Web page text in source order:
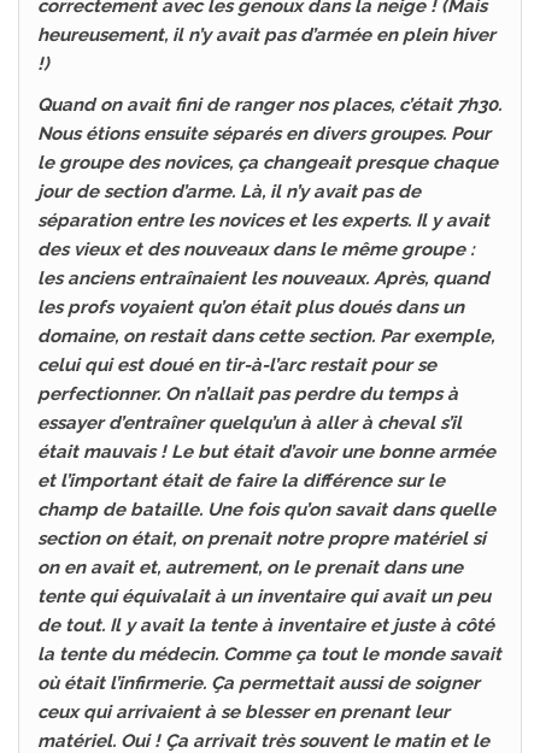
correctement avec les genoux dans la neige ! (Mais
heureusement, il n’y avait pas d’armée en plein hiver
!)
Quand on avait fini de ranger nos places, c’était 7h30.
Nous étions ensuite séparés en divers groupes. Pour
le groupe des novices, ça changeait presque chaque
jour de section d’arme. Là, il n’y avait pas de
séparation entre les novices et les experts. Il y avait
des vieux et des nouveaux dans le même groupe :
les anciens entraînaient les nouveaux. Après, quand
les profs voyaient qu’on était plus doués dans un
domaine, on restait dans cette section. Par exemple,
celui qui est doué en tir-à-l’arc restait pour se
perfectionner. On n’allait pas perdre du temps à
essayer d’entraîner quelqu’un à aller à cheval s’il
était mauvais ! Le but était d’avoir une bonne armée
et l’important était de faire la différence sur le
champ de bataille. Une fois qu’on savait dans quelle
section on était, on prenait notre propre matériel si
on en avait et, autrement, on le prenait dans une
tente qui équivalait à un inventaire qui avait un peu
de tout. Il y avait la tente à inventaire et juste à côté
la tente du médecin. Comme ça tout le monde savait
où était l’infirmerie. Ça permettait aussi de soigner
ceux qui arrivaient à se blesser en prenant leur
matériel. Oui ! Ça arrivait très souvent le matin et le